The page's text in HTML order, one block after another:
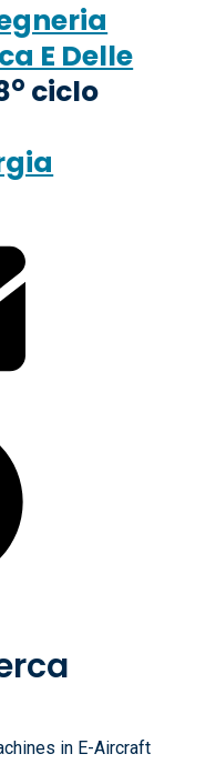
E Delle
o ciclo
in E-Aircraft